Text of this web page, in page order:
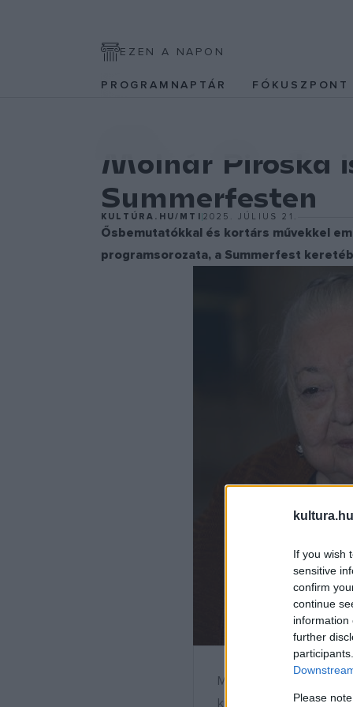
If you wish
sensitive
confirm
continue
information
further
Please
EZEN A NAPON
PROGRAMNAPTÁR FÓKUSZPONT
Molnár Piroska
Summerfesten
KULTÚRA.HU/MTI 2025. JÚLIUS 21.
Ősbemutatókkal és kortárs művekkel
programsorozata, a Summerfest
Molnár Piroska, a
kiváló művész. Fotó: